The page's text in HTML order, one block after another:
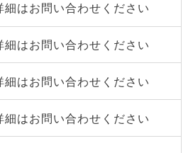
細はお問い合わせください
細はお問い合わせください
細はお問い合わせください
細はお問い合わせください